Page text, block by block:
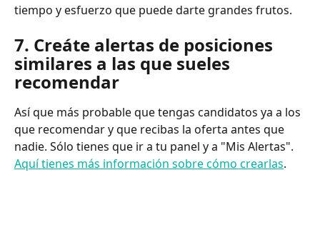
tiempo y esfuerzo que puede darte grandes frutos.
7. Creáte alertas de posiciones
similares a las que sueles
recomendar
Así que más probable que tengas candidatos ya a los
que recomendar y que recibas la oferta antes que
nadie. Sólo tienes que ir a tu panel y a "Mis Alertas".
Aquí tienes más información sobre cómo crearlas.